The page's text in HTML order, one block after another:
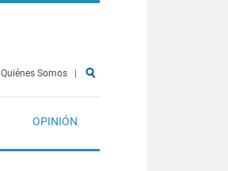
Quiénes Somos
OPINIÓN